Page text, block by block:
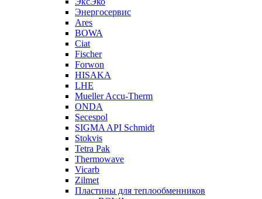
Энергосервис
Ares
BOWA
Ciat
Fischer
Forwon
HISAKA
LHE
Mueller Accu-Therm
ONDA
Secespol
SIGMA API Schmidt
Stokvis
Tetra Pak
Thermowave
Vicarb
Zilmet
Пластины для теплообменников